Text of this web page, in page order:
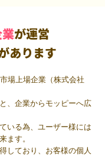
が運営
あります
場上場企業（株式会社
、企業からモッピーへ広
いる為、ユーザー様には
ます。
しており、お客様の個人